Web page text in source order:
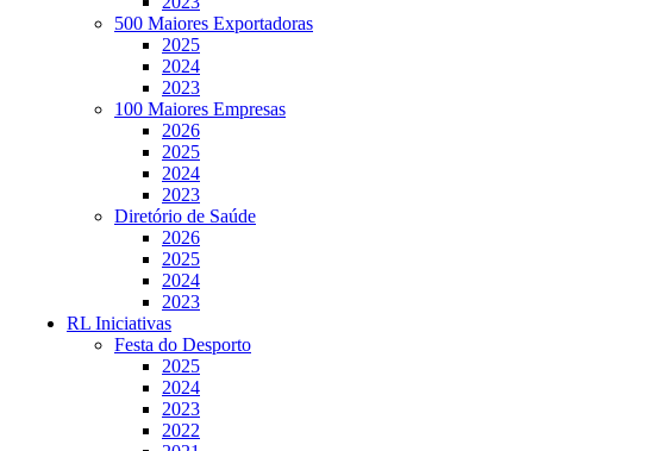
500 Maiores Exportadoras
2025
2024
2023
100 Maiores Empresas
2026
2025
2024
2023
Diretório de Saúde
2026
2025
2024
2023
RL Iniciativas
Festa do Desporto
2025
2024
2023
2022